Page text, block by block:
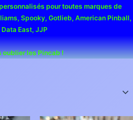
pour toutes marques de
Spooky, Gotlieb, American Pinball,
Data East, JJP
oublier les Pincab !